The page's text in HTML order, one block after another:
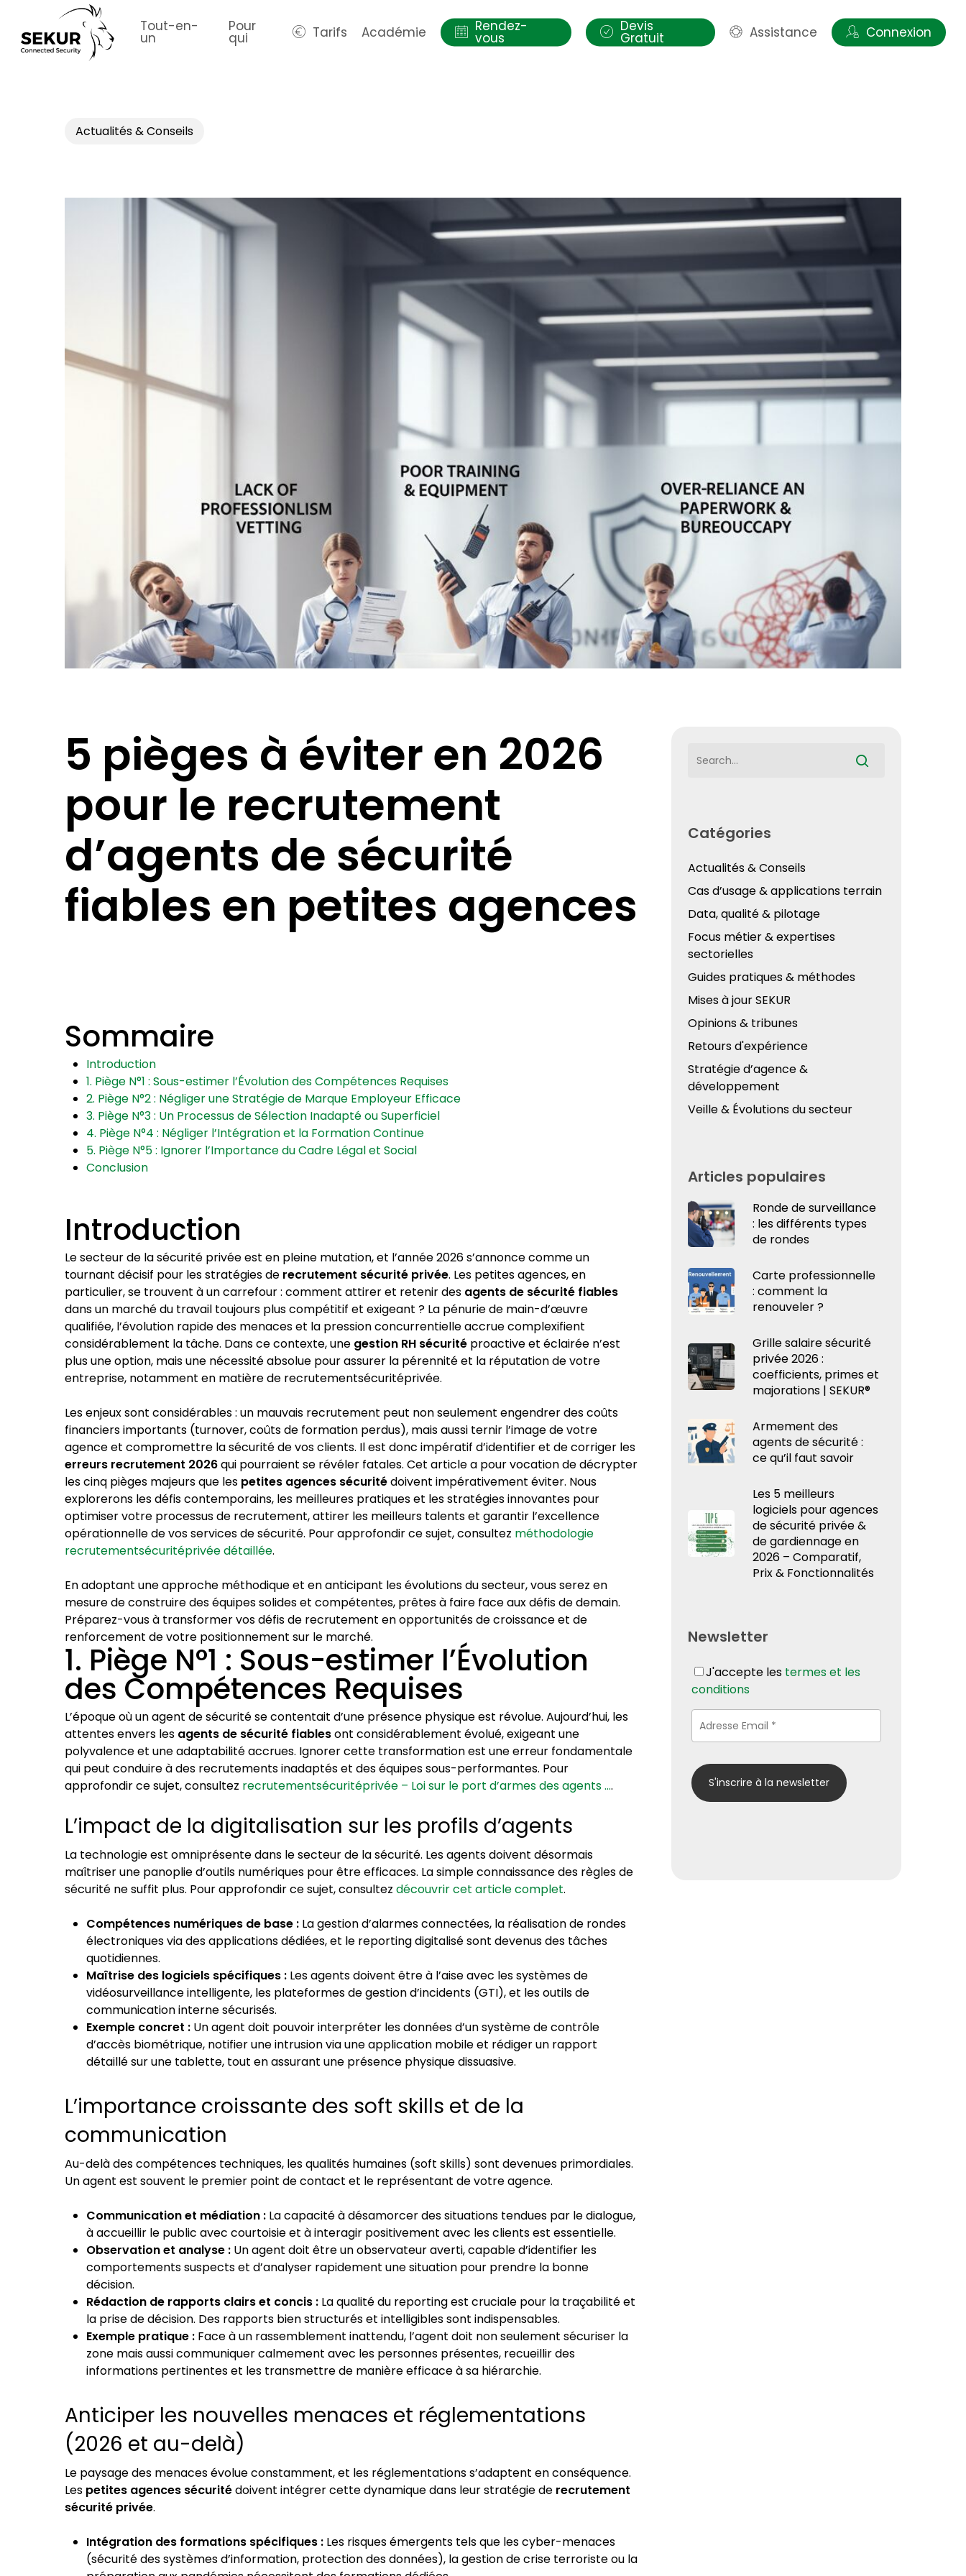
main
Tout-en-
un
Pour
qui Tarifs Académie Rendez-
vous
Devis
Gratuit Assistance Connexion
Actualités & Conseils
5 pièges à éviter en 2026
pour le recrutement
d’agents de sécurité
fiables en petites agences
Sommaire
Introduction
1. Piège N°1 : Sous-estimer l’Évolution des Compétences Requises
2. Piège N°2 : Négliger une Stratégie de Marque Employeur Efficace
3. Piège N°3 : Un Processus de Sélection Inadapté ou Superficiel
4. Piège N°4 : Négliger l’Intégration et la Formation Continue
5. Piège N°5 : Ignorer l’Importance du Cadre Légal et Social
Conclusion
Introduction
Le secteur de la sécurité privée est en pleine mutation, et l’année 2026 s’annonce comme un
tournant décisif pour les stratégies de recrutement sécurité privée. Les petites agences, en
particulier, se trouvent à un carrefour : comment attirer et retenir des agents de sécurité fiables
dans un marché du travail toujours plus compétitif et exigeant ? La pénurie de main-d’œuvre
qualifiée, l’évolution rapide des menaces et la pression concurrentielle accrue complexifient
considérablement la tâche. Dans ce contexte, une gestion RH sécurité proactive et éclairée n’est
plus une option, mais une nécessité absolue pour assurer la pérennité et la réputation de votre
entreprise, notamment en matière de recrutementsécuritéprivée.
Les enjeux sont considérables : un mauvais recrutement peut non seulement engendrer des coûts
financiers importants (turnover, coûts de formation perdus), mais aussi ternir l’image de votre
agence et compromettre la sécurité de vos clients. Il est donc impératif d’identifier et de corriger les
erreurs recrutement 2026qui pourraient se révéler fatales. Cet article a pour vocation de décrypter
les cinq pièges majeurs que les petites agences sécuritédoivent impérativement éviter. Nous
explorerons les défis contemporains, les meilleures pratiques et les stratégies innovantes pour
optimiser votre processus de recrutement, attirer les meilleurs talents et garantir l’excellence
opérationnelle de vos services de sécurité. Pour approfondir ce sujet, consultez méthodologie
recrutementsécuritéprivée détaillée.
En adoptant une approche méthodique et en anticipant les évolutions du secteur, vous serez en
mesure de construire des équipes solides et compétentes, prêtes à faire face aux défis de demain.
Préparez-vous à transformer vos défis de recrutement en opportunités de croissance et de
renforcement de votre positionnement sur le marché.
1. Piège N°1 : Sous-estimer l’Évolution
des Compétences Requises
L’époque où un agent de sécurité se contentait d’une présence physique est révolue. Aujourd’hui, les
attentes envers les agents de sécurité fiablesont considérablement évolué, exigeant une
polyvalence et une adaptabilité accrues. Ignorer cette transformation est une erreur fondamentale
qui peut conduire à des recrutements inadaptés et des équipes sous-performantes. Pour
approfondir ce sujet, consultez recrutementsécuritéprivée – Loi sur le port d’armes des agents ….
L’impact de la digitalisation sur les profils d’agents
La technologie est omniprésente dans le secteur de la sécurité. Les agents doivent désormais
maîtriser une panoplie d’outils numériques pour être efficaces. La simple connaissance des règles de
sécurité ne suffit plus. Pour approfondir ce sujet, consultez découvrir cet article complet.
Compétences numériques de base : La gestion d’alarmes connectées, la réalisation de rondes
électroniques via des applications dédiées, et le reporting digitalisé sont devenus des tâches
quotidiennes.
Maîtrise des logiciels spécifiques : Les agents doivent être à l’aise avec les systèmes de
vidéosurveillance intelligente, les plateformes de gestion d’incidents (GTI), et les outils de
communication interne sécurisés.
Exemple concret : Un agent doit pouvoir interpréter les données d’un système de contrôle
d’accès biométrique, notifier une intrusion via une application mobile et rédiger un rapport
détaillé sur une tablette, tout en assurant une présence physique dissuasive.
L’importance croissante des soft skills et de la
communication
Au-delà des compétences techniques, les qualités humaines (soft skills) sont devenues primordiales.
Un agent est souvent le premier point de contact et le représentant de votre agence.
Communication et médiation : La capacité à désamorcer des situations tendues par le dialogue,
à accueillir le public avec courtoisie et à interagir positivement avec les clients est essentielle.
Observation et analyse : Un agent doit être un observateur averti, capable d’identifier les
comportements suspects et d’analyser rapidement une situation pour prendre la bonne
décision.
Rédaction de rapports clairs et concis : La qualité du reporting est cruciale pour la traçabilité et
la prise de décision. Des rapports bien structurés et intelligibles sont indispensables.
Exemple pratique : Face à un rassemblement inattendu, l’agent doit non seulement sécuriser la
zone mais aussi communiquer calmement avec les personnes présentes, recueillir des
informations pertinentes et les transmettre de manière efficace à sa hiérarchie.
Anticiper les nouvelles menaces et réglementations
(2026 et au-delà)
Le paysage des menaces évolue constamment, et les réglementations s’adaptent en conséquence.
Les petites agences sécuritédoivent intégrer cette dynamique dans leur stratégie de recrutement
sécurité privée.
Intégration des formations spécifiques : Les risques émergents tels que les cyber-menaces
(sécurité des systèmes d’information, protection des données), la gestion de crise terroriste ou la
Catégories
Actualités & Conseils
Cas d’usage & applications terrain
Data, qualité & pilotage
Focus métier & expertises
sectorielles
Guides pratiques & méthodes
Mises à jour SEKUR
Opinions & tribunes
Retours d'expérience
Stratégie d’agence &
développement
Veille & Évolutions du secteur
Articles populaires
Ronde de surveillance
: les différents types
de rondes
Carte professionnelle
: comment la
renouveler ?
Grille salaire sécurité
privée 2026 :
coefficients, primes et
majorations | SEKUR®
Armement des
agents de sécurité :
ce qu’il faut savoir
Les 5 meilleurs
logiciels pour agences
de sécurité privée &
de gardiennage en
2026 – Comparatif,
Prix & Fonctionnalités
Newsletter
J'accepte les termes et les
conditions